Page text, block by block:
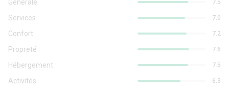
Générale 7.5
Services 7.0
Confort 7.2
Propreté 7.6
Hébergement 7.5
Activités 6.3